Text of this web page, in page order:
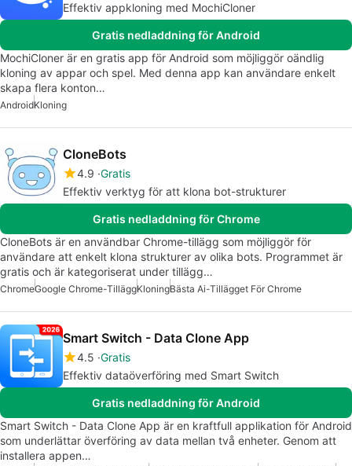
Effektiv appkloning med MochiCloner
Gratis nedladdning för Android
MochiCloner är en gratis app för Android som möjliggör oändlig
kloning av appar och spel. Med denna app kan användare enkelt
skapa flera konton…
AndroidKloning
CloneBots
4.9 Gratis
Effektiv verktyg för att klona bot-strukturer
Gratis nedladdning för Chrome
CloneBots är en användbar Chrome-tillägg som möjliggör för
användare att enkelt klona strukturer av olika bots. Programmet är
gratis och är kategoriserat under tillägg…
ChromeGoogle Chrome-TilläggKloningBästa Ai-Tillägget För Chrome
Smart Switch - Data Clone App
4.5 Gratis
Effektiv dataöverföring med Smart Switch
Gratis nedladdning för Android
Smart Switch - Data Clone App är en kraftfull applikation för Android
som underlättar överföring av data mellan två enheter. Genom att
installera appen…